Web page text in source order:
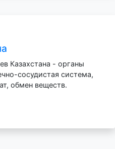
Казахстана - органы
сосудистая система,
обмен веществ.